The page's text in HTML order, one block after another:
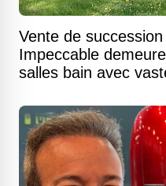
Vente de
Impeccable
salles bain avec